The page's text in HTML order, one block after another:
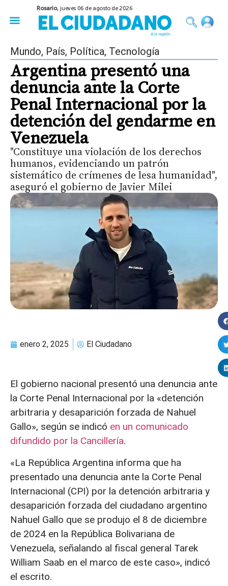
Rosario,jueves 06 de agosto de 2026
Mundo, País, Política, Tecnología
Argentina presentó una
denuncia ante la Corte
Penal Internacional por la
detención del gendarme en
Venezuela
"Constituye una violación de los derechos
humanos, evidenciando un patrón
sistemático de crímenes de lesa humanidad",
aseguró el gobierno de Javier Milei
enero 2, 2025 El Ciudadano
El gobierno nacional presentó una denuncia ante
la Corte Penal Internacional por la «detención
arbitraria y desaparición forzada de Nahuel
Gallo», según se indicó en un comunicado
difundido por la Cancillería.
«La República Argentina informa que ha
presentado una denuncia ante la Corte Penal
Internacional (CPI) por la detención arbitraria y
desaparición forzada del ciudadano argentino
Nahuel Gallo que se produjo el 8 de diciembre
de 2024 en la República Bolivariana de
Venezuela, señalando al fiscal general Tarek
William Saab en el marco de este caso», indicó
el escrito.